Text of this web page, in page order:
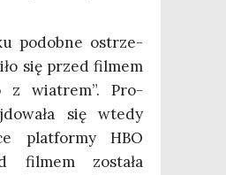
podob­ne ostrze­
się przed fil­mem
z wia­trem”. Pro­
się wte­dy
plat­for­my HBO
fil­mem zosta­ła